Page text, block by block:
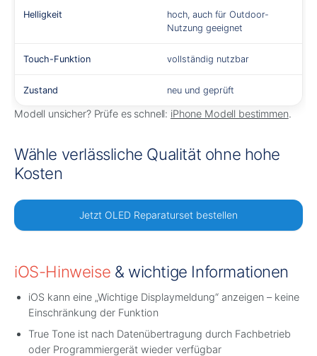
Helligkeit
hoch, auch für Outdoor-
Nutzung geeignet
Touch-Funktion vollständig nutzbar
Zustand neu und geprüft
Modell unsicher? Prüfe es schnell: iPhone Modell bestimmen.
Wähle verlässliche Qualität ohne hohe
Kosten
Jetzt OLED Reparaturset bestellen
iOS-Hinweise & wichtige Informationen
iOS kann eine „Wichtige Displaymeldung“ anzeigen – keine
Einschränkung der Funktion
True Tone ist nach Datenübertragung durch Fachbetrieb
oder Programmiergerät wieder verfügbar